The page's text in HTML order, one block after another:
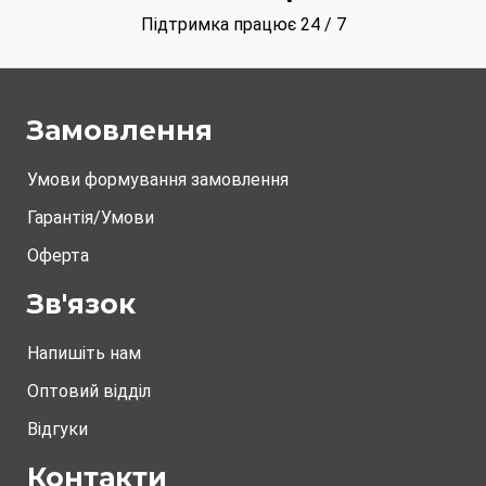
Підтримка працює 24 / 7
Замовлення
Умови формування замовлення
Гарантія/Умови
Оферта
Зв'язок
Напишіть нам
Оптовий відділ
Відгуки
Контакти